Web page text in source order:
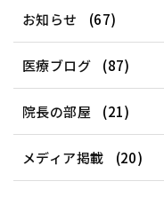
お知らせ (67)
医療ブログ (87)
院長の部屋 (21)
メディア掲載 (20)